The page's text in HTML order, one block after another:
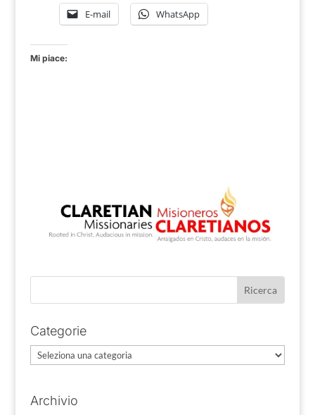
E-mail WhatsApp
Mi piace:
Categorie
Categorie
Archivio